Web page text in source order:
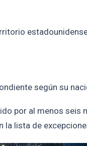
según su
por al menos
lista de